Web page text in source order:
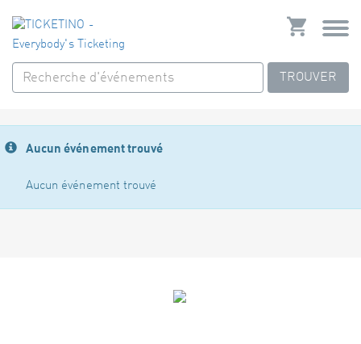
TROUVER
Aucun événement trouvé
Aucun événement trouvé